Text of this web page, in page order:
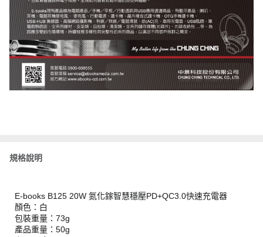
規格說明
E-books B125 20W 氮化鎵智慧穩壓PD+QC3.0快速充電器
顏色：白
包裝重量：73g
產品重量：50g